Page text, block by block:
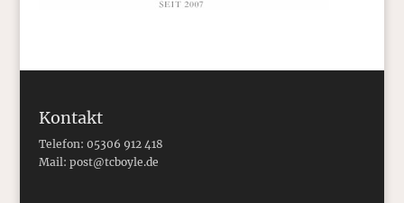
Kontakt
Telefon: 05306 912 418
Mail: post@tcboyle.de